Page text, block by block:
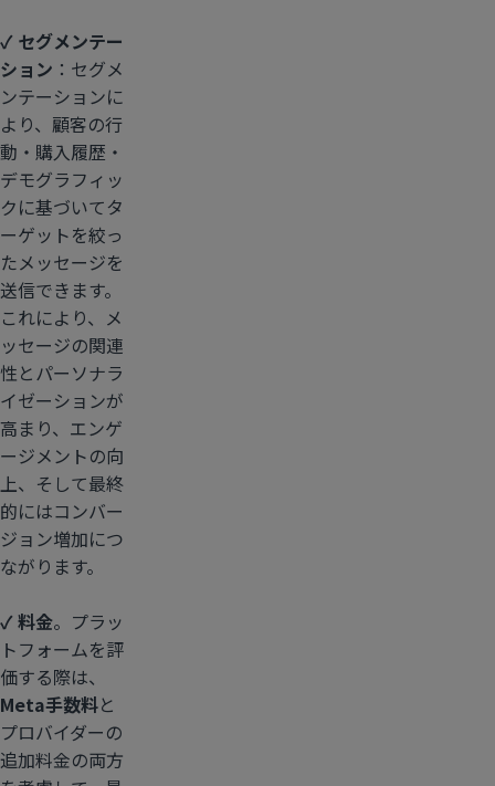
✓ セグメンテー
ション ：セグメ
ンテーションに
より、顧客の行
動・購入履歴・
デモグラフィッ
クに基づいてタ
ーゲットを絞っ
たメッセージを
送信できます。
これにより、メ
ッセージの関連
性とパーソナラ
イゼーションが
高まり、エンゲ
ージメントの向
上、そして最終
的にはコンバー
ジョン増加につ
ながります。
✓ 料金。プラッ
トフォームを評
価する際は、
Meta手数料と
プロバイダーの
追加料金の両方